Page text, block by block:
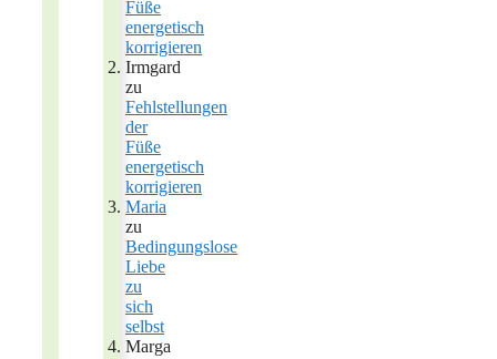
Füße
energetisch
korrigieren
Irmgard
zu
Fehlstellungen
der
Füße
energetisch
korrigieren
Maria
zu
Bedingungslose
Liebe
zu
sich
selbst
Marga